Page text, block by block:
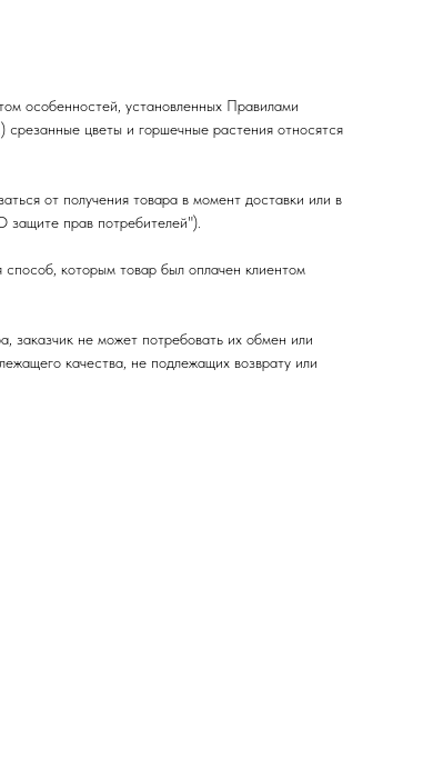
особенностей, установленных Правилами
цветы и горшечные растения относятся
от получения товара в момент доставки или в
прав потребителей").
которым товар был оплачен клиентом
заказчик не может потребовать их обмен или
качества, не подлежащих возврату или